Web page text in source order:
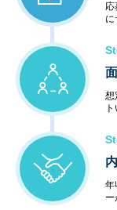
に
想
年
ー